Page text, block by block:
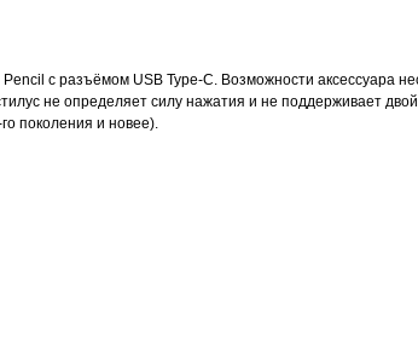
с разъёмом USB Type-C. Возможности аксессуара
не определяет силу нажатия и не поддерживает
поколения и новее).